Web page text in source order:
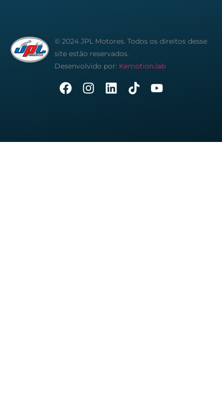
© 2024 JPL Motores. Todos os direitos desse
site estão reservados.
Desenvolvido por: Kemotion.lab